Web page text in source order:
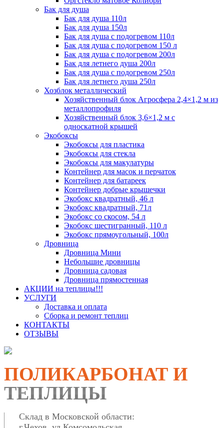
Бак для душа
Бак для душа 110л
Бак для душа 150л
Бак для душа с подогревом 110л
Бак для душа с подогревом 150 л
Бак для душа с подогревом 200л
Бак для летнего душа 200л
Бак для душа с подогревом 250л
Бак для летнего душа 250л
Хозблок металлический
Хозяйственный блок Агросфера 2,4×1,2 м из
металлопрофиля
Хозяйственный блок 3,6×1,2 м с
односкатной крышей
Экобоксы
Экобоксы для пластика
Экобоксы для стекла
Экобоксы для макулатуры
Контейнер для масок и перчаток
Контейнер для батареек
Контейнер добрые крышечки
Экобокс квадратный, 46 л
Экобокс квадратный, 71л
Экобокс со скосом, 54 л
Экобокс шестигранный, 110 л
Экобокс прямоугольный, 100л
Дровница
Дровница Мини
Небольшие дровницы
Дровница садовая
Дровница прямостенная
АКЦИИ на теплицы!!!
УСЛУГИ
Доставка и оплата
Сборка и ремонт теплиц
КОНТАКТЫ
ОТЗЫВЫ
ПОЛИКАРБОНАТ И
ТЕПЛИЦЫ
Склад в Московской области: